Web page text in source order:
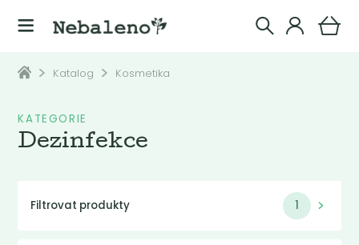
Katalog Kosmetika
KATEGORIE
Dezinfekce
Filtrovat produkty 1